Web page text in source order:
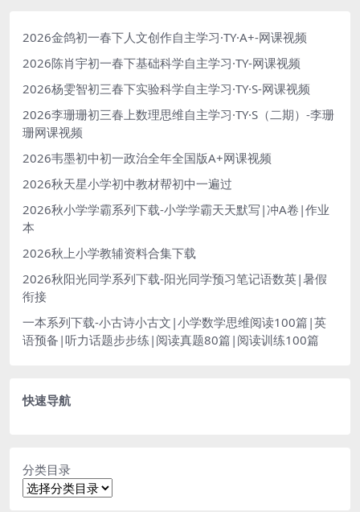
2026金鸽初一春下人文创作自主学习·TY·A+-网课视频
2026陈肖宇初一春下基础科学自主学习·TY-网课视频
2026杨雯智初三春下实验科学自主学习·TY·S-网课视频
2026李珊珊初三春上数理思维自主学习·TY·S（二期）-李珊
珊网课视频
2026韦墨初中初一政治全年全国版A+网课视频
2026秋天星小学初中教材帮初中一遍过
2026秋小学学霸系列下载-小学学霸天天默写|冲A卷|作业
本
2026秋上小学教辅资料合集下载
2026秋阳光同学系列下载-阳光同学预习笔记语数英|暑假
衔接
一本系列下载-小古诗小古文|小学数学思维阅读100篇|英
语预备|听力话题步步练|阅读真题80篇|阅读训练100篇
快速导航
分类目录